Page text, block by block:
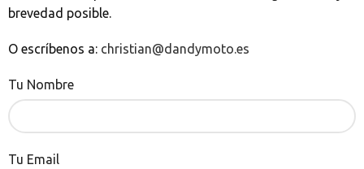
brevedad posible.
O escríbenos a: christian@dandymoto.es
Tu Nombre
Tu Email